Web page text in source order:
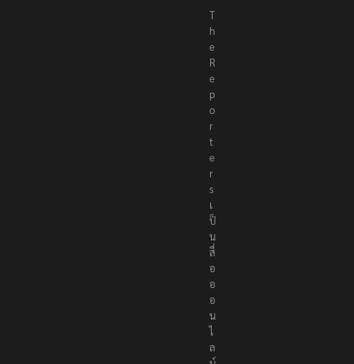
T
h
e
R
e
p
o
r
t
e
r
s
เ
ป็
น
สื่
อ
อ
อ
น
ไ
ล